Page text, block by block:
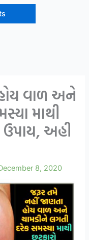
વાળ અને
માથી
અહી
8, 2020